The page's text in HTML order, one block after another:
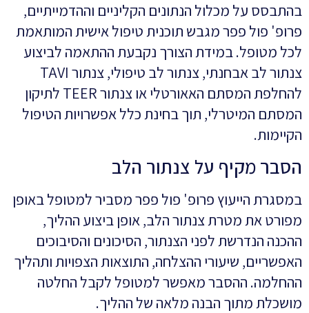
בהתבסס על מכלול הנתונים הקליניים וההדמייתיים,
פרופ' פול פפר מגבש תוכנית טיפול אישית המותאמת
לכל מטופל. במידת הצורך נקבעת ההתאמה לביצוע
צנתור לב אבחנתי, צנתור לב טיפולי, צנתור TAVI
להחלפת המסתם האאורטלי או צנתור TEER לתיקון
המסתם המיטרלי, תוך בחינת כלל אפשרויות הטיפול
הקיימות.
הסבר מקיף על צנתור הלב
במסגרת הייעוץ פרופ' פול פפר מסביר למטופל באופן
מפורט את מטרת צנתור הלב, אופן ביצוע ההליך,
ההכנה הנדרשת לפני הצנתור, הסיכונים והסיבוכים
האפשריים, שיעורי ההצלחה, התוצאות הצפויות ותהליך
ההחלמה. ההסבר מאפשר למטופל לקבל החלטה
מושכלת מתוך הבנה מלאה של ההליך.